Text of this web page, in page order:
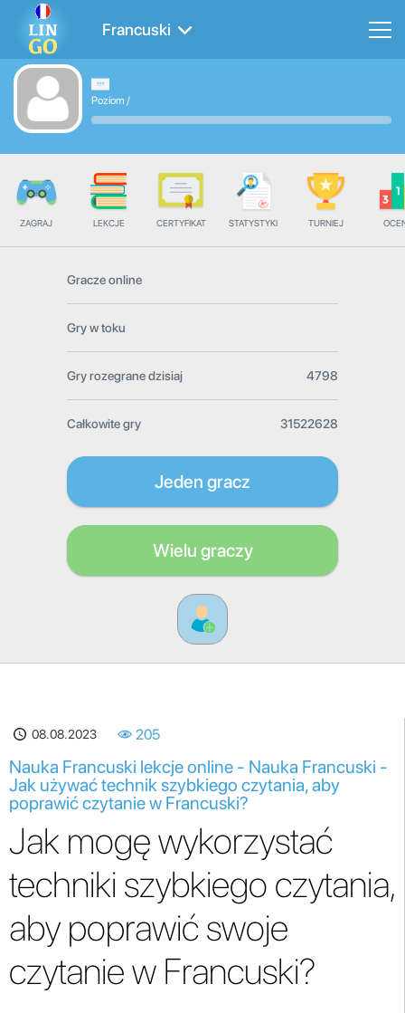
Francuski
Poziom /
ZAGRAJ LEKCJE CERTYFIKAT STATYSTYKI TURNIEJ
Gracze online
Gry w toku
Gry rozegrane dzisiaj 4798
Całkowite gry 31522628
Jeden gracz
Wielu graczy
08.08.2023 205
Nauka Francuski lekcje online - Nauka Francuski -
Jak używać technik szybkiego czytania, aby
poprawić czytanie w Francuski?
Jak mogę wykorzystać
techniki szybkiego czytania,
aby poprawić swoje
czytanie w Francuski?